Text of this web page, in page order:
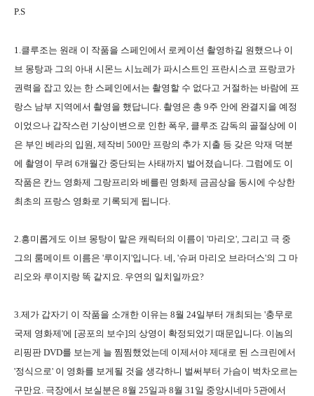
P.S
1.클루조는 원래 이 작품을 스페인에서 로케이션 촬영하길 원했으나 이
브 몽탕과 그의 아내 시몬느 시뇨레가 파시스트인 프란시스코 프랑코가
권력을 잡고 있는 한 스페인에서는 촬영할 수 없다고 거절하는 바람에 프
랑스 남부 지역에서 촬영을 했답니다. 촬영은 총 9주 안에 완결지을 예정
이었으나 갑작스런 기상이변으로 인한 폭우, 클루조 감독의 골절상에 이
은 부인 베라의 입원, 제작비 500만 프랑의 추가 지출 등 갖은 악재 덕분
에 촬영이 무려 6개월간 중단되는 사태까지 벌어졌습니다. 그럼에도 이
작품은 칸느 영화제 그랑프리와 베를린 영화제 금곰상을 동시에 수상한
최초의 프랑스 영화로 기록되게 됩니다.
2.흥미롭게도 이브 몽탕이 맡은 캐릭터의 이름이 '마리오', 그리고 극 중
그의 룸메이트 이름은 '루이지'입니다. 네, '슈퍼 마리오 브라더스'의 그 마
리오와 루이지랑 똑 같지요. 우연의 일치일까요?
3.제가 갑자기 이 작품을 소개한 이유는 8월 24일부터 개최되는 '충무로
국제 영화제'에 [공포의 보수]의 상영이 확정되었기 때문입니다. 이놈의
리핑판 DVD를 보는게 늘 찜찜했었는데 이제서야 제대로 된 스크린에서
'정식으로' 이 영화를 보게될 것을 생각하니 벌써부터 가슴이 벅차오르는
구만요. 극장에서 보실분은 8월 25일과 8월 31일 중앙시네마 5관에서